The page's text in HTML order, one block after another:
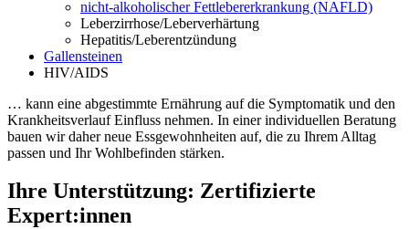
nicht-alkoholischer Fettlebererkrankung (NAFLD)
Leberzirrhose/Leberverhärtung
Hepatitis/Leberentzündung
Gallensteinen
HIV/AIDS
… kann eine abgestimmte Ernährung auf die Symptomatik und den
Krankheitsverlauf Einfluss nehmen. In einer individuellen Beratung
bauen wir daher neue Essgewohnheiten auf, die zu Ihrem Alltag
passen und Ihr Wohlbefinden stärken.
Ihre Unterstützung: Zertifizierte
Expert:innen